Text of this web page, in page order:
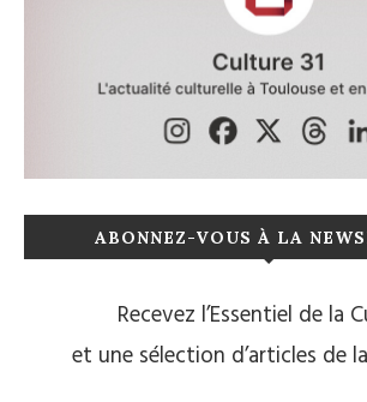
ABONNEZ-VOUS À LA
Recevez l’Essentiel de la
et une sélection d’articles de